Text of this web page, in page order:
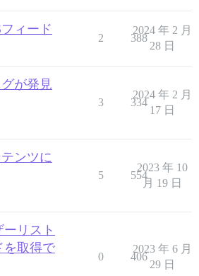
ィード
2 388
2024 年 2 月
28 日
が発見
3 334
2024 年 2 月
17 日
ンツに
5 554
2023 年 10
月 19 日
リスト
を取得で
0 406
2023 年 6 月
29 日